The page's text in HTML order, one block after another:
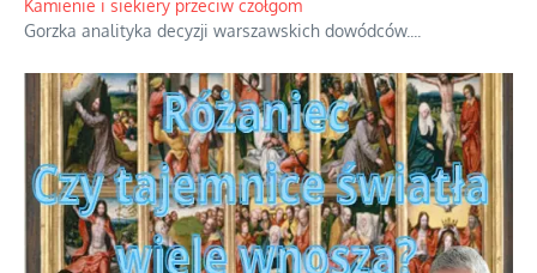
Kamienie i siekiery przeciw czołgom
Gorzka analityka decyzji warszawskich dowódców.